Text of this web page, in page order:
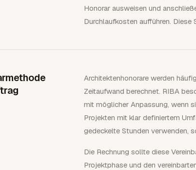
Honorar ausweisen und
Durchlaufkosten aufführen.
Architektenhonorare werden
Zeitaufwand berechnet. RIBA
mit möglicher Anpassung, wenn
Projekten mit klar definiertem
gedeckelte Stunden verwenden,
Die Rechnung sollte diese
Projektphase und den